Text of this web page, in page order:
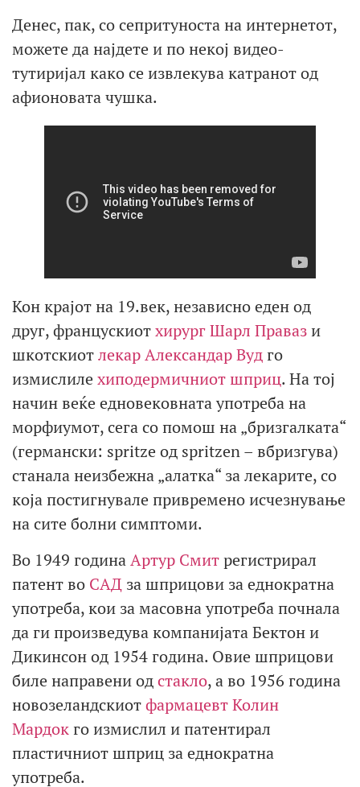
Денес, пак, со сепритуноста на интернетот,
можете да најдете и по некој видео-
тутиријал како се извлекува катранот од
афионовата чушка.
Кон крајот на 19.век, независно еден од
друг, францускиотхирургШарл Правази
шкотскиотлекарАлександар Вудго
измислиле хиподермичниот шприц. На тој
начин веќе едновековната употреба на
морфиумот, сега со помош на „бризгалката“
(германски: spritze од spritzen – вбризгува)
станала неизбежна „алатка“ за лекарите, со
која постигнувале привремено исчезнување
на сите болни симптоми.
Во 1949 годинаАртур Смитрегистрирал
патент во САД за шприцови за еднократна
употреба, кои за масовна употреба почнала
да ги произведува компанијата Бектон и
Дикинсон од 1954 година. Овие шприцови
биле направени одстакло, а во 1956 година
новозеландскиотфармацевтКолин
Мардокго измислил и патентирал
пластичниот шприц за еднократна
употреба.